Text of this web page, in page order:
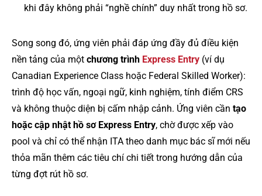
khi đây không phải “nghề chính” duy nhất trong hồ sơ.
Song song đó, ứng viên phải đáp ứng đầy đủ điều kiện
nền tảng của một chương trình Express Entry (ví dụ
Canadian Experience Class hoặc Federal Skilled Worker):
trình độ học vấn, ngoại ngữ, kinh nghiệm, tính điểm CRS
và không thuộc diện bị cấm nhập cảnh. Ứng viên cần tạo
hoặc cập nhật hồ sơ Express Entry, chờ được xếp vào
pool và chỉ có thể nhận ITA theo danh mục bác sĩ mới nếu
thỏa mãn thêm các tiêu chí chi tiết trong hướng dẫn của
từng đợt rút hồ sơ.